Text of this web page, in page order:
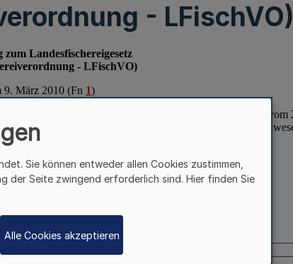
- LFischVO)
Sie können entweder allen Cookies zustimmen,
der Seite zwingend erforderlich sind. Hier finden Sie
Alle Cookies akzeptieren